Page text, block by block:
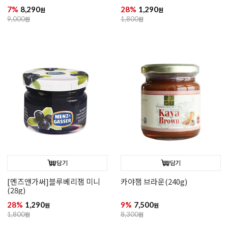
7% 8,290원
9,000원
28% 1,290원
1,800원
담기
[멘즈앤가써]블루베리잼 미니
(28g)
28% 1,290원
1,800원
담기
카야잼 브라운(240g)
9% 7,500원
8,300원